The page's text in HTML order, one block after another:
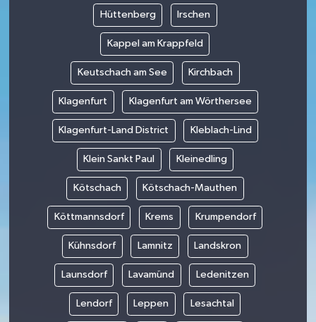
Hüttenberg Irschen
Kappel am Krappfeld
Keutschach am See Kirchbach
Klagenfurt Klagenfurt am Wörthersee
Klagenfurt-Land District Kleblach-Lind
Klein Sankt Paul Kleinedling
Kötschach Kötschach-Mauthen
Köttmannsdorf Krems Krumpendorf
Kühnsdorf Lamnitz Landskron
Launsdorf Lavamünd Ledenitzen
Lendorf Leppen Lesachtal